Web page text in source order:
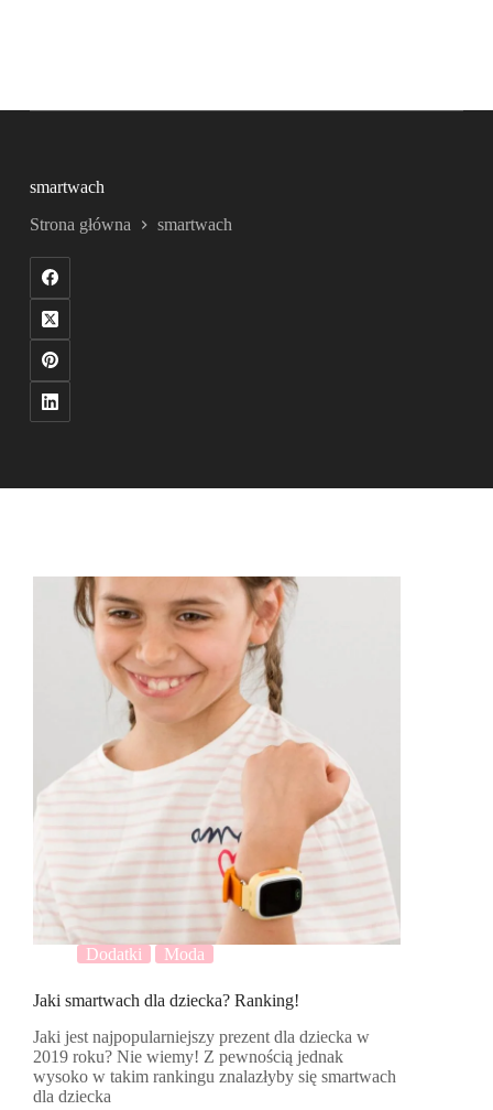
smartwach
Strona główna smartwach
Dodatki Moda
Jaki smartwach dla dziecka? Ranking!
Jaki jest najpopularniejszy prezent dla dziecka w
2019 roku? Nie wiemy! Z pewnością jednak
wysoko w takim rankingu znalazłyby się smartwach
dla dziecka